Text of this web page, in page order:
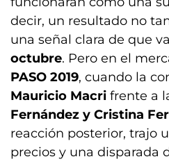
decir, un resultado no
una señal clara de que
octubre. Pero en el
PASO 2019, cuando la
Mauricio Macri frente a
Fernández y Cristina
reacción posterior, trajo
precios y una disparada